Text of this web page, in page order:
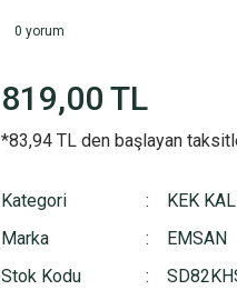
0 yorum
819,00 TL
*83,94 TL den başlayan
Kategori
KEK
Marka
EMSAN
Stok Kodu